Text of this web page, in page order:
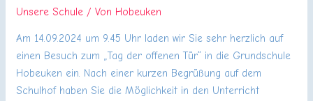
Unsere Schule / Von Hobeuken
Am 14.09.2024 um 9.45 Uhr laden wir Sie sehr herzlich auf
einen Besuch zum „Tag der offenen Tür“ in die Grundschule
Hobeuken ein. Nach einer kurzen Begrüßung auf dem
Schulhof haben Sie die Möglichkeit in den Unterricht